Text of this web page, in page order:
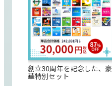
創立30周年を記念した、豪
華特別セット